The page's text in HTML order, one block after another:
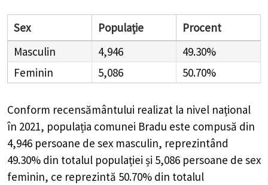
Sex Populație
Procent
Masculin
4,946
49.30%
Feminin
5,086 50.70%
Conform recensământului realizat la nivel național
în 2021, populația comunei Bradu este compusă din
4,946 persoane de sex masculin, reprezintând
49.30% din totalul populației și 5,086 persoane de sex
feminin, ce reprezintă 50.70% din totalul